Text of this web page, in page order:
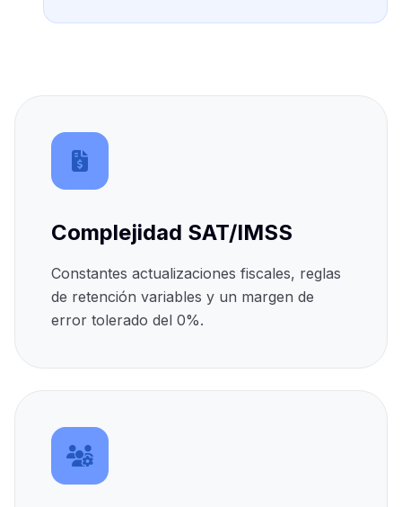
Complejidad SAT/IMSS
Constantes actualizaciones fiscales, reglas
de retención variables y un margen de
error tolerado del 0%.